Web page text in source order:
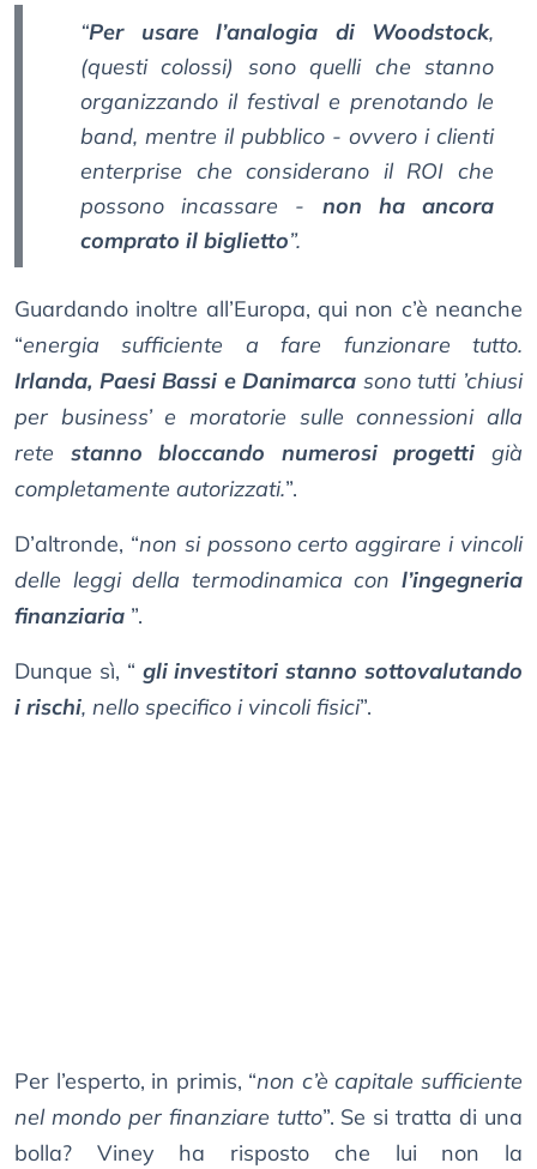
“Per usare l’analogia di Woodstock,
(questi colossi) sono quelli che stanno
organizzando il festival e prenotando le
band, mentre il pubblico - ovvero i clienti
enterprise che considerano il ROI che
possono incassare - non ha ancora
comprato il biglietto”.
Guardando inoltre all’Europa, qui non c’è neanche
“energia sufficiente a fare funzionare tutto.
Irlanda, Paesi Bassi e Danimarca sono tutti ’chiusi
per business’ e moratorie sulle connessioni alla
rete stanno bloccando numerosi progetti già
completamente autorizzati.”.
D’altronde, “non si possono certo aggirare i vincoli
delle leggi della termodinamica con l’ingegneria
finanziaria ”.
Dunque sì, “ gli investitori stanno sottovalutando
i rischi, nello specifico i vincoli fisici”.
Per l’esperto, in primis, “non c’è capitale sufficiente
nel mondo per finanziare tutto”. Se si tratta di una
bolla? Viney ha risposto che lui non la